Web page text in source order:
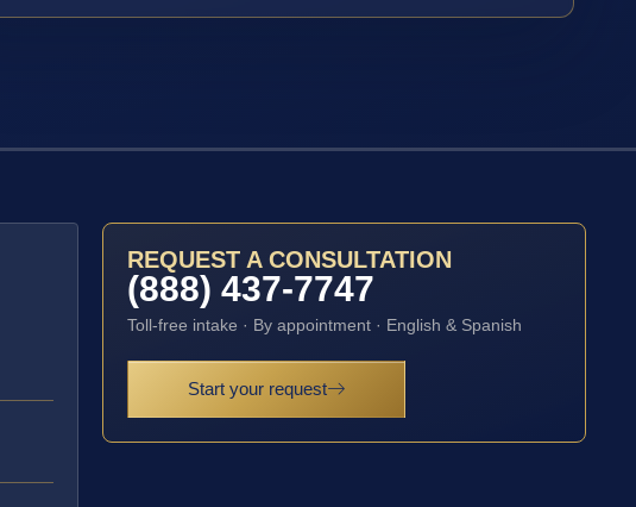
REQUEST A CONSULTATION
(888) 437-7747
Toll-free intake · By appointment · English & Spanish
Start your request